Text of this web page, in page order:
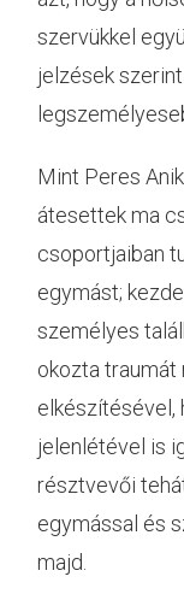
szervükkel
jelzések
Mint Peres
átesettek ma
csoportjaiban
egymást;
személyes
okozta traumát
elkészítésével,
jelenlétével is
résztvevői
egymással és
majd.